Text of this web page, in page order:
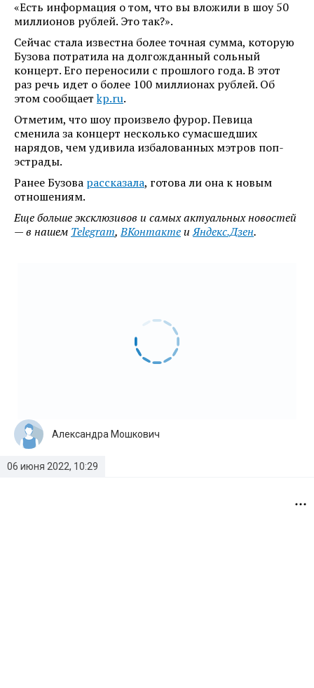
«Есть информация о том, что вы вложили в шоу 50
миллионов рублей. Это так?».
Сейчас стала известна более точная сумма, которую
Бузова потратила на долгожданный сольный
концерт. Его переносили с прошлого года. В этот
раз речь идет о более 100 миллионах рублей. Об
этом сообщаетkp.ru.
Отметим, что шоу произвело фурор. Певица
сменила за концерт несколько сумасшедших
нарядов, чем удивила избалованных мэтров поп-
эстрады.
Ранее Бузова рассказала, готова ли она к новым
отношениям.
Еще больше эксклюзивов и самых актуальных новостей
— в нашем Telegram,ВКонтактеиЯндекс.Дзен.
06 июня 2022, 10:29
Александра Мошкович